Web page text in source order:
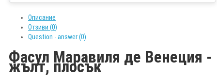
Описание
Отзиви (0)
Question - answer (0)
Фасул Маравиля де Венеция -
жълт, плосък